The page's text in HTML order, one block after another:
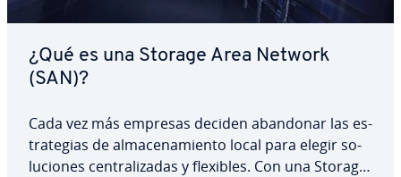
¿Qué es una Storage Area Network
(SAN)?
Cada vez más empresas deciden abandonar las es­
tra­te­gias de al­ma­ce­na­mie­n­to local para elegir so­
lu­cio­nes ce­n­tra­li­za­das y flexibles. Con una Storage